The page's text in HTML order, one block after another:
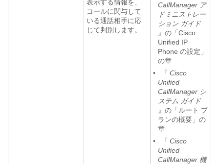
表示する情報を、
コールに関与して
いる通話相手に応
じて判別します。
CallManager ア
ドミニストレー
ション ガイド
』の「Cisco
Unified IP
Phone の設定」
の章
•
『 Cisco
Unified
CallManager シ
ステム ガイド
』の「ルート プ
ランの概要」の
章
•
『 Cisco
Unified
CallManager 機